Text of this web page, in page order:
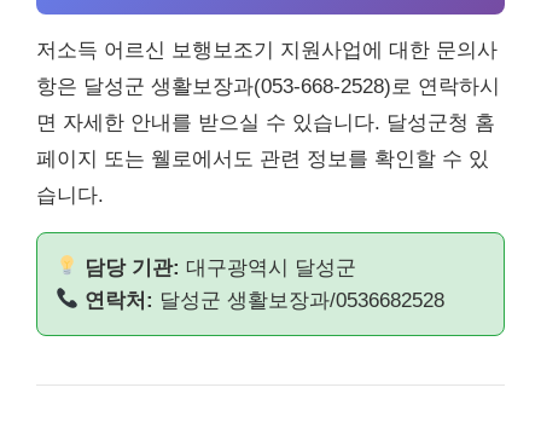
저소득 어르신 보행보조기 지원사업에 대한 문의사
항은 달성군 생활보장과(053-668-2528)로 연락하시
면 자세한 안내를 받으실 수 있습니다. 달성군청 홈
페이지 또는 웰로에서도 관련 정보를 확인할 수 있
습니다.
담당 기관: 대구광역시 달성군
연락처: 달성군 생활보장과/0536682528